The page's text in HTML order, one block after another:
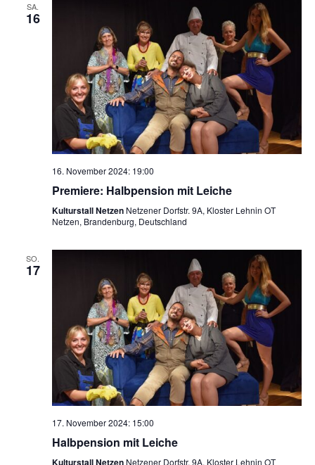
SA.
16
16. November 2024: 19:00
Premiere: Halbpension mit Leiche
Kulturstall Netzen Netzener Dorfstr. 9A, Kloster Lehnin OT
Netzen, Brandenburg, Deutschland
SO.
17
17. November 2024: 15:00
Halbpension mit Leiche
Kulturstall Netzen Netzener Dorfstr. 9A, Kloster Lehnin OT